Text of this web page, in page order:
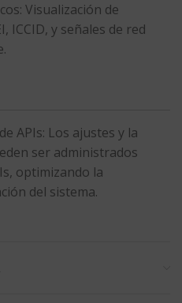
: Visualización de
ICCID, y señales de red
APIs: Los ajustes y la
ser administrados
optimizando la
del sistema.